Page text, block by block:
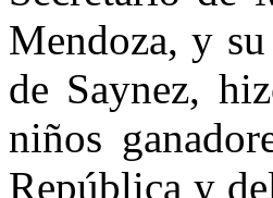
Mendoza, y
de Saynez,
niños
República y